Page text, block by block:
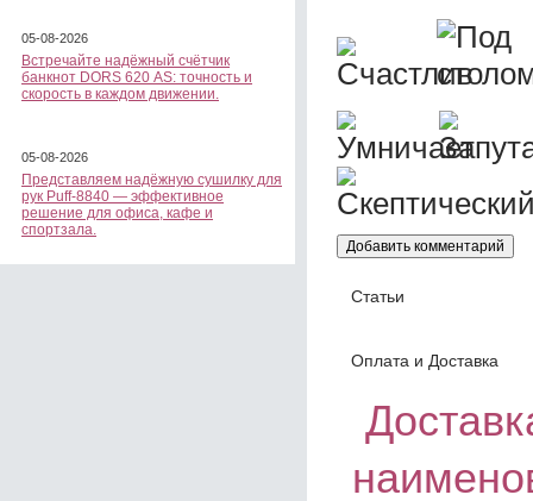
05-08-2026
Встречайте надёжный счётчик
банкнот DORS 620 АS: точность и
скорость в каждом движении.
05-08-2026
Представляем надёжную сушилку для
рук Puff-8840 — эффективное
решение для офиса, кафе и
спортзала.
Статьи
Оплата и Доставка